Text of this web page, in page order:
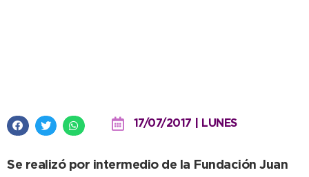
17/07/2017 | LUNES
Se realizó por intermedio de la Fundación Juan